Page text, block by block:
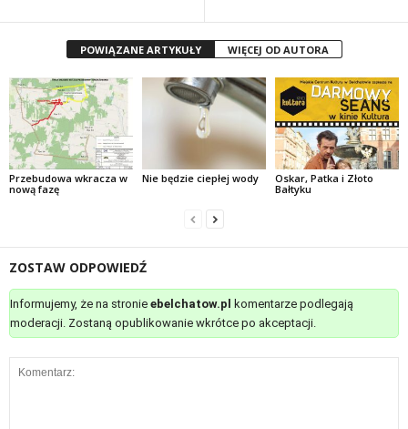
POWIĄZANE ARTYKUŁY WIĘCEJ OD AUTORA
Przebudowa wkracza w
nową fazę
Nie będzie ciepłej wody
Oskar, Patka i Złoto
Bałtyku
ZOSTAW ODPOWIEDŹ
Informujemy, że na stronie ebelchatow.pl
komentarze podlegają
moderacji. Zostaną opublikowanie wkrótce po akceptacji.